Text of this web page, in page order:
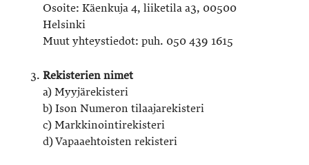
Osoite: Käenkuja 4, liiketila a3, 00500
Helsinki
Muut yhteystiedot: puh. 050 439 1615
Rekisterien nimet
a) Myyjärekisteri
b) Ison Numeron tilaajarekisteri
c) Markkinointirekisteri
d) Vapaaehtoisten rekisteri